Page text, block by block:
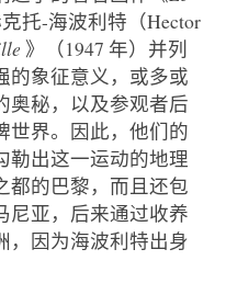
托-海波利特（Hector
》（1947 年）并列
的象征意义，或多或
奥秘，以及参观者后
世界。因此，他们的
勒出这一运动的地理
都的巴黎，而且还包
尼亚，后来通过收养
，因为海波利特出身